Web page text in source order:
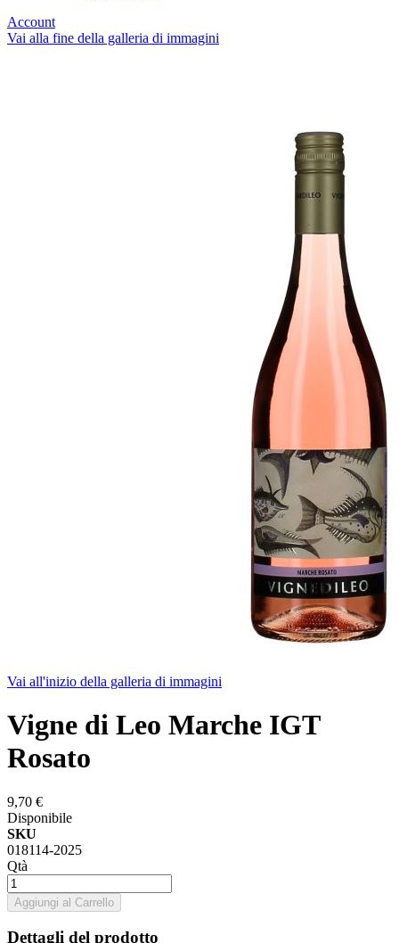
Account
Vai alla fine della galleria di immagini
Vai all'inizio della galleria di immagini
Vigne di Leo Marche IGT
Rosato
9,70 €
Disponibile
SKU
018114-2025
Qtà
Aggiungi al Carrello
Dettagli del prodotto